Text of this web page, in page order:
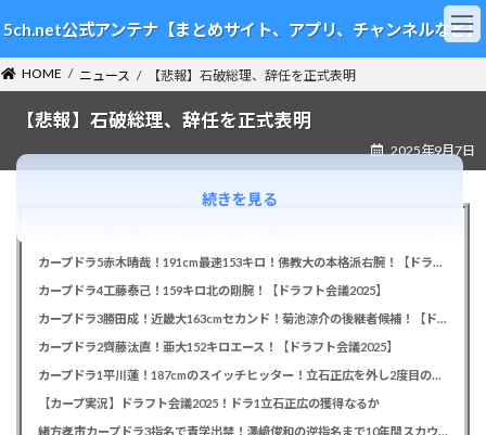
ン
テ
ン
ツ
ビ
ゲ
ー
シ
5ch.net公式アンテナ【まとめサイト、アプリ、チャンネルなど】
HOME ニュース 【悲報】石破総理、辞任を正式表明
【悲報】石破総理、辞任を正式表明
2025年9月7日
カープドラ5赤木晴哉！191cm最速153キロ！佛教大の本格派右腕！【ドラフト会議2025】
カープドラ4工藤泰己！159キロ北の剛腕！【ドラフト会議2025】
カープドラ3勝田成！近畿大163cmセカンド！菊池涼介の後継者候補！【ドラフト会議2025】
カープドラ2齊藤汰直！亜大152キロエース！【ドラフト会議2025】
カープドラ1平川蓮！187cmのスイッチヒッター！立石正広を外し2度目の重複も新井監督がクジを引き当てる！【ドラフト会議2025】
【カープ実況】ドラフト会議2025！ドラ1立石正広の獲得なるか
緒方孝市カープドラ3指名で青学出禁！澤﨑俊和の逆指名まで10年間スカウト出禁
続きを見る